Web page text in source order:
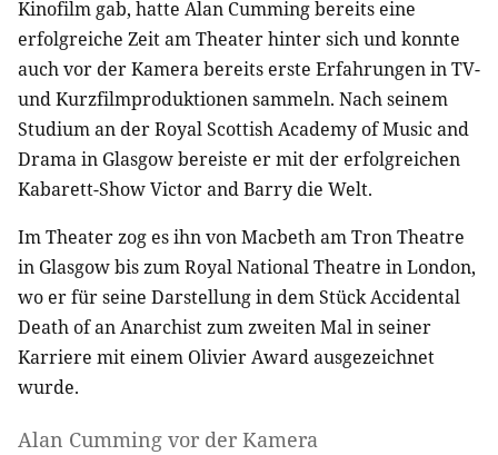
Kinofilm gab, hatte Alan Cumming bereits eine
erfolgreiche Zeit am Theater hinter sich und konnte
auch vor der Kamera bereits erste Erfahrungen in TV-
und Kurzfilmproduktionen sammeln. Nach seinem
Studium an der Royal Scottish Academy of Music and
Drama in Glasgow bereiste er mit der erfolgreichen
Kabarett-Show Victor and Barry die Welt.
Im Theater zog es ihn von Macbeth am Tron Theatre
in Glasgow bis zum Royal National Theatre in London,
wo er für seine Darstellung in dem Stück Accidental
Death of an Anarchist zum zweiten Mal in seiner
Karriere mit einem Olivier Award ausgezeichnet
wurde.
Alan Cumming vor der Kamera